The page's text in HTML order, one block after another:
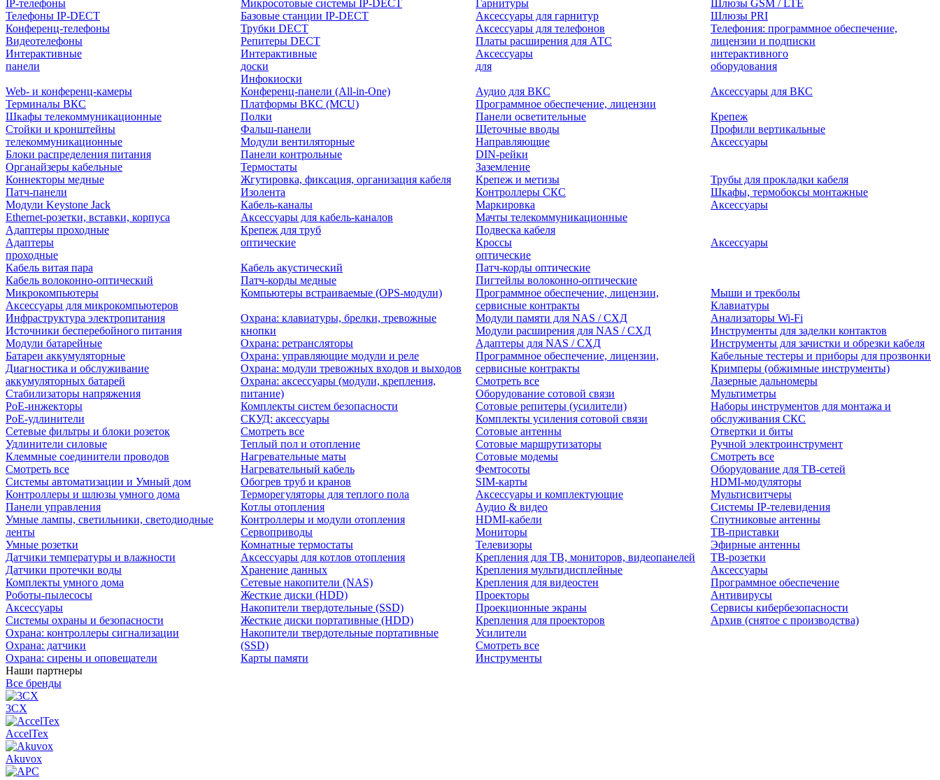
IP-телефоны
Телефоны IP-DECT
Конференц-телефоны
Видеотелефоны
Микросотовые системы IP-DECT
Базовые станции IP-DECT
Трубки DECT
Репитеры DECT
Гарнитуры
Аксессуары для гарнитур
Аксессуары для телефонов
Платы расширения для АТС
Шлюзы GSM / LTE
Шлюзы PRI
Телефония: программное обеспечение,
лицензии и подписки
Интерактивные
панели
Интерактивные
доски
Инфокиоски
Аксессуары
для
интерактивного
оборудования
Web- и конференц-камеры
Терминалы ВКС
Конференц-панели (All-in-One)
Платформы ВКС (MCU)
Аудио для ВКС
Программное обеспечение, лицензии
Аксессуары для ВКС
Шкафы телекоммуникационные
Стойки и кронштейны
телекоммуникационные
Блоки распределения питания
Органайзеры кабельные
Полки
Фальш-панели
Модули вентиляторные
Панели контрольные
Термостаты
Панели осветительные
Щеточные вводы
Направляющие
DIN-рейки
Заземление
Крепеж
Профили вертикальные
Аксессуары
Коннекторы медные
Патч-панели
Модули Keystone Jack
Ethernet-розетки, вставки, корпуса
Адаптеры проходные
Жгутировка, фиксация, организация кабеля
Изолента
Кабель-каналы
Аксессуары для кабель-каналов
Крепеж для труб
Крепеж и метизы
Контроллеры СКС
Маркировка
Мачты телекоммуникационные
Подвеска кабеля
Трубы для прокладки кабеля
Шкафы, термобоксы монтажные
Аксессуары
Адаптеры
проходные
оптические
Кроссы
оптические
Аксессуары
Кабель витая пара
Кабель волоконно-оптический
Кабель акустический
Патч-корды медные
Патч-корды оптические
Пигтейлы волоконно-оптические
Микрокомпьютеры
Аксессуары для микрокомпьютеров
Компьютеры встраиваемые (OPS-модули)
Программное обеспечение, лицензии,
сервисные контракты
Мыши и трекболы
Клавиатуры
Инфраструктура электропитания
Источники бесперебойного питания
Модули батарейные
Батареи аккумуляторные
Диагностика и обслуживание
аккумуляторных батарей
Стабилизаторы напряжения
PoE-инжекторы
PoE-удлинители
Сетевые фильтры и блоки розеток
Удлинители силовые
Клеммные соединители проводов
Смотреть все
Системы автоматизации и Умный дом
Контроллеры и шлюзы умного дома
Панели управления
Умные лампы, светильники, светодиодные
ленты
Умные розетки
Датчики температуры и влажности
Датчики протечки воды
Комплекты умного дома
Роботы-пылесосы
Аксессуары
Системы охраны и безопасности
Охрана: контроллеры сигнализации
Охрана: датчики
Охрана: сирены и оповещатели
Охрана: клавиатуры, брелки, тревожные
кнопки
Охрана: ретрансляторы
Охрана: управляющие модули и реле
Охрана: модули тревожных входов и выходов
Охрана: аксессуары (модули, крепления,
питание)
Комплекты систем безопасности
СКУД: аксессуары
Смотреть все
Теплый пол и отопление
Нагревательные маты
Нагревательный кабель
Обогрев труб и кранов
Терморегуляторы для теплого пола
Котлы отопления
Контроллеры и модули отопления
Сервоприводы
Комнатные термостаты
Аксессуары для котлов отопления
Хранение данных
Сетевые накопители (NAS)
Жесткие диски (HDD)
Накопители твердотельные (SSD)
Жесткие диски портативные (HDD)
Накопители твердотельные портативные
(SSD)
Карты памяти
Модули памяти для NAS / СХД
Модули расширения для NAS / СХД
Адаптеры для NAS / СХД
Программное обеспечение, лицензии,
сервисные контракты
Смотреть все
Оборудование сотовой связи
Сотовые репитеры (усилители)
Комплекты усиления сотовой связи
Сотовые антенны
Сотовые маршрутизаторы
Сотовые модемы
Фемтосоты
SIM-карты
Аксессуары и комплектующие
Аудио & видео
HDMI-кабели
Мониторы
Телевизоры
Крепления для ТВ, мониторов, видеопанелей
Крепления мультидисплейные
Крепления для видеостен
Проекторы
Проекционные экраны
Крепления для проекторов
Усилители
Смотреть все
Инструменты
Анализаторы Wi-Fi
Инструменты для заделки контактов
Инструменты для зачистки и обрезки кабеля
Кабельные тестеры и приборы для прозвонки
Кримперы (обжимные инструменты)
Лазерные дальномеры
Мультиметры
Наборы инструментов для монтажа и
обслуживания СКС
Отвертки и биты
Ручной электроинструмент
Смотреть все
Оборудование для ТВ-сетей
HDMI-модуляторы
Мультисвитчеры
Системы IP-телевидения
Спутниковые антенны
ТВ-приставки
Эфирные антенны
ТВ-розетки
Аксессуары
Программное обеспечение
Антивирусы
Сервисы кибербезопасности
Архив (снятое с производства)
Наши партнеры
Все бренды
3CX
AccelTex
Akuvox